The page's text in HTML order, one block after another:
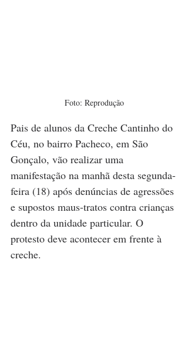
Foto: Reprodução
Pais de alunos da Creche Cantinho do
Céu, no bairro Pacheco, em São
Gonçalo, vão realizar uma
manifestação na manhã desta segunda-
feira (18) após denúncias de agressões
e supostos maus-tratos contra crianças
dentro da unidade particular. O
protesto deve acontecer em frente à
creche.